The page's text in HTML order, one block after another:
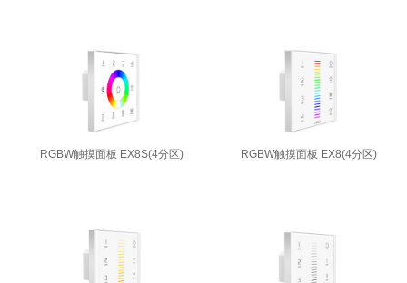
RGBW触摸面板 EX8S(4分区) RGBW触摸面板 EX8(4分区)